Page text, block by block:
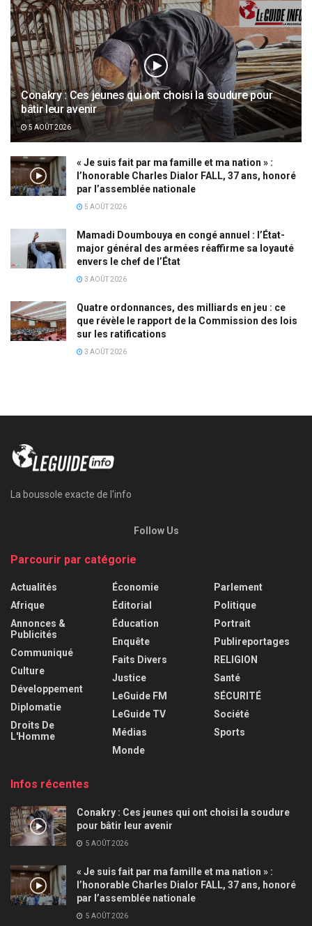
Conakry : Ces jeunes qui ont choisi la soudure pour
bâtir leur avenir
5 AOÛT 2026
« Je suis fait par ma famille et ma nation » :
l’honorable Charles Dialor FALL, 37 ans, honoré
par l’assemblée nationale
5 AOÛT 2026
Mamadi Doumbouya en congé annuel : l’État-
major général des armées réaffirme sa loyauté
envers le chef de l’État
3 AOÛT 2026
Quatre ordonnances, des milliards en jeu : ce
que révèle le rapport de la Commission des lois
sur les ratifications
3 AOÛT 2026
La boussole exacte de l'info
Follow Us
Parcourir par catégorie
Actualités
Afrique
Annonces &
Publicités
Communiqué
Culture
Développement
Diplomatie
Droits De
L'Homme
Économie
Éditorial
Éducation
Enquête
Faits Divers
Justice
LeGuide FM
LeGuide TV
Médias
Monde
Parlement
Politique
Portrait
Publireportages
RELIGION
Santé
SÉCURITÉ
Société
Sports
Infos récentes
Conakry : Ces jeunes qui ont choisi la soudure
pour bâtir leur avenir
5 AOÛT 2026
« Je suis fait par ma famille et ma nation » :
l’honorable Charles Dialor FALL, 37 ans, honoré
par l’assemblée nationale
5 AOÛT 2026